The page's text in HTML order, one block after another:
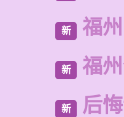
新 福
新 福
新 后